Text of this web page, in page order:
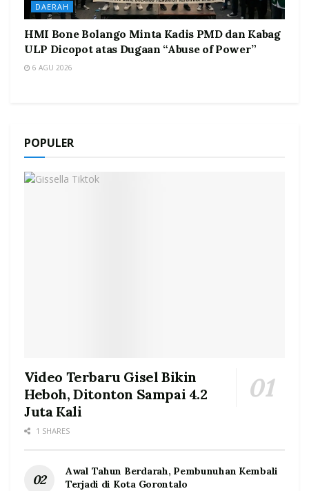
DAERAH
HMI Bone Bolango Minta Kadis PMD dan Kabag
ULP Dicopot atas Dugaan “Abuse of Power”
6 AGU 2026
POPULER
Video Terbaru Gisel Bikin
Heboh, Ditonton Sampai 4.2
Juta Kali
1 SHARES
Awal Tahun Berdarah, Pembunuhan Kembali
Terjadi di Kota Gorontalo